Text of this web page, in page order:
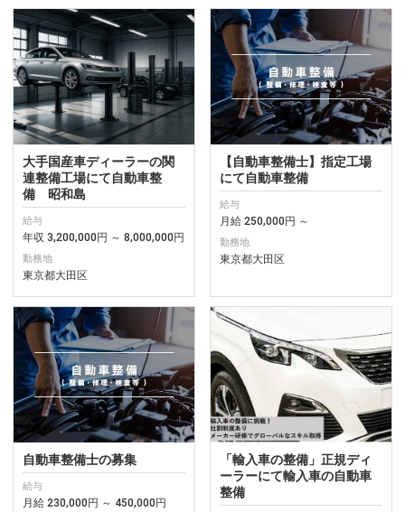
大手国産車ディーラーの関
連整備工場にて自動車整
備 昭和島
給与
年収 3,200,000円 ～ 8,000,000円
勤務地
東京都大田区
【自動車整備士】指定工場
にて自動車整備
給与
月給 250,000円 ～
勤務地
東京都大田区
自動車整備士の募集
給与
月給 230,000円 ～ 450,000円
「輸入車の整備」正規ディ
ーラーにて輸入車の自動車
整備